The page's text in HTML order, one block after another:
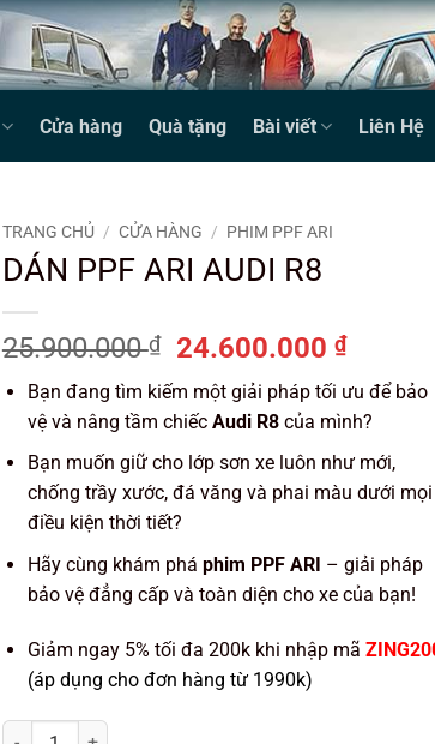
Cửa hàng Quà tặng Bài viết Liên Hệ
TRANG CHỦ / CỬA HÀNG / PHIM PPF ARI
DÁN PPF ARI AUDI R8
25.900.000₫
Giá
gốc
là:
25.900.000 ₫.
24.600.000₫Giá
hiện
tại
là:
Bạn đang tìm kiếm một giải pháp tối ưu để bảo
vệ và nâng tầm chiếc Audi R8 của mình?
Bạn muốn giữ cho lớp sơn xe luôn như mới,
chống trầy xước, đá văng và phai màu dưới mọi
điều kiện thời tiết?
Hãy cùng khám phá phim PPF ARI – giải pháp
bảo vệ đẳng cấp và toàn diện cho xe của bạn!
Giảm ngay 5% tối đa 200k khi nhập mã
(áp dụng cho đơn hàng từ 1990k)
DÁN PPF ARI AUDI R8 số lượng